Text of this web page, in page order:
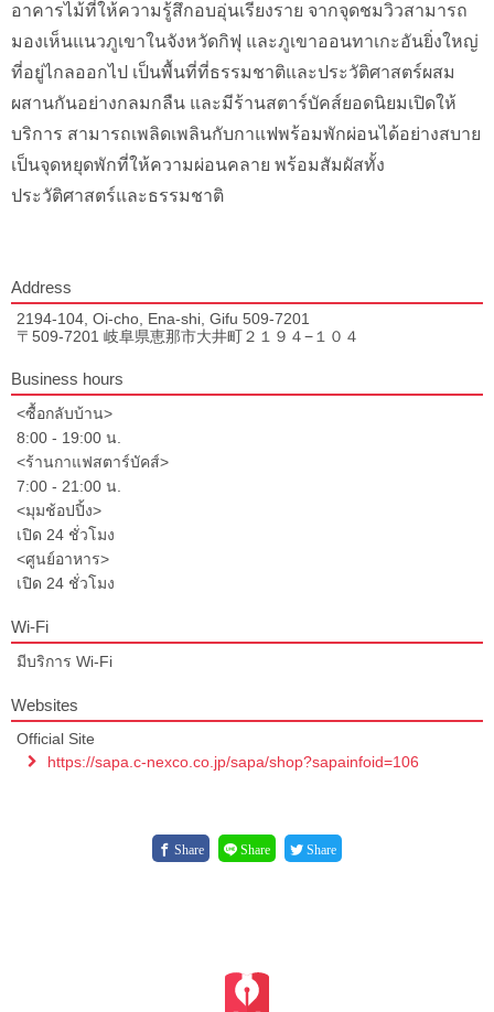
อาคารไม้ที่ให้ความรู้สึกอบอุ่นเรียงราย จากจุดชมวิวสามารถ
มองเห็นแนวภูเขาในจังหวัดกิฟุ และภูเขาออนทาเกะอันยิ่งใหญ่
ที่อยู่ไกลออกไป เป็นพื้นที่ที่ธรรมชาติและประวัติศาสตร์ผสม
ผสานกันอย่างกลมกลืน และมีร้านสตาร์บัคส์ยอดนิยมเปิดให้
บริการ สามารถเพลิดเพลินกับกาแฟพร้อมพักผ่อนได้อย่างสบาย
เป็นจุดหยุดพักที่ให้ความผ่อนคลาย พร้อมสัมผัสทั้ง
ประวัติศาสตร์และธรรมชาติ
Address
2194-104, Oi-cho, Ena-shi, Gifu 509-7201
〒509-7201 岐阜県恵那市大井町２１９４−１０４
Business hours
<ซื้อกลับบ้าน>
8:00 - 19:00 น.
<ร้านกาแฟสตาร์บัคส์>
7:00 - 21:00 น.
<มุมช้อปปิ้ง>
เปิด 24 ชั่วโมง
<ศูนย์อาหาร>
เปิด 24 ชั่วโมง
Wi-Fi
มีบริการ Wi-Fi
Websites
Official Site
https://sapa.c-nexco.co.jp/sapa/shop?sapainfoid=106
Share Share Share